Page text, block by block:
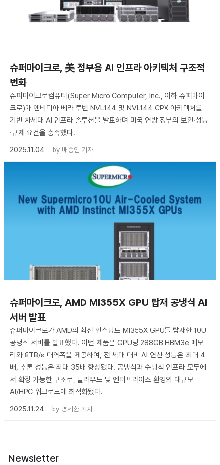
슈퍼마이크로, 美 정부용 AI 인프라 아키텍처 구조적
변화
슈퍼마이크로컴퓨터(Super Micro Computer, Inc., 이하 슈퍼마이
크로)가 엔비디아 베라 루빈 NVL144 및 NVL144 CPX 아키텍처를
기반 차세대 AI 인프라 솔루션을 발표하며 미국 연방 정부의 보안·성능
·규제 요건을 충족했다.
2025.11.04
by 배종인 기자
슈퍼마이크로, AMD MI355X GPU 탑재 공냉식 AI
서버 발표
슈퍼마이크로가 AMD의 최신 인스팅트 MI355X GPU를 탑재한 10U
공냉식 서버를 발표했다. 이번 제품은 GPU당 288GB HBM3e 메모
리와 8TB/s 대역폭을 제공하여, 전 세대 대비 AI 연산 성능은 최대 4
배, 추론 성능은 최대 35배 향상됐다. 공냉식과 수냉식 인프라 모두에
서 확장 가능한 구조로, 클라우드 및 엔터프라이즈 환경의 대규모
AI/HPC 워크로드에 최적화됐다.
2025.11.24
by 명세환 기자
Newsletter